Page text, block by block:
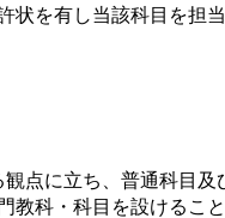
を有し当該科目を担
点に立ち、普通科目
科・科目を設けること